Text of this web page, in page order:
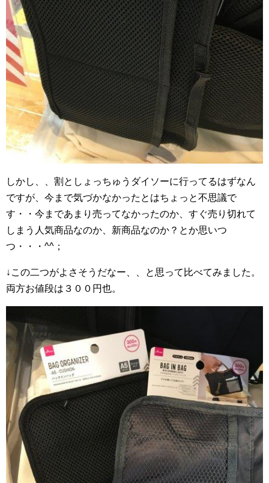
しかし、、割としょっちゅうダイソーに行ってるはずなん
ですが、今まで気づかなかったとはちょっと不思議で
す・・今まであまり売ってなかったのか、すぐ売り切れて
しまう人気商品なのか、新商品なのか？とか思いつ
つ・・・^^；
↓この二つがよさそうだなー、、と思って比べてみました。
両方お値段は３００円也。